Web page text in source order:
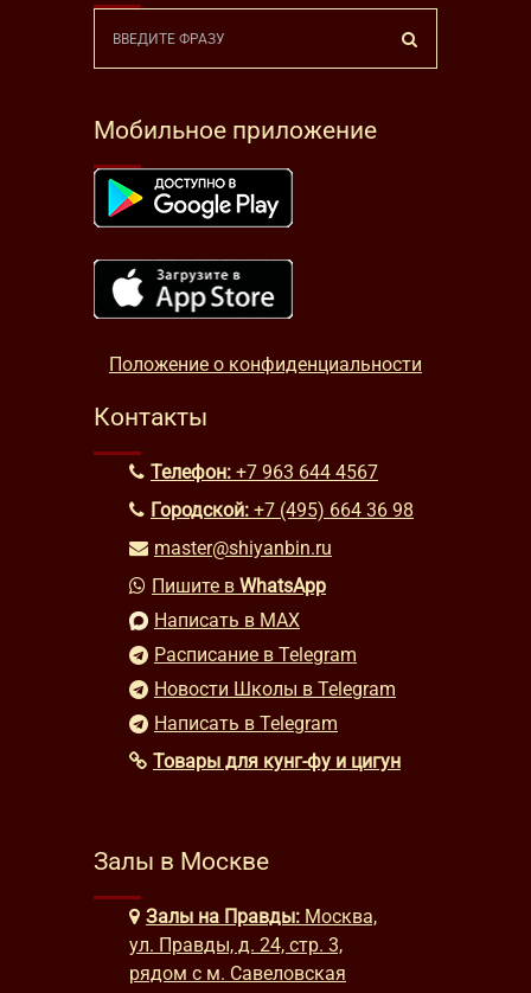
Мобильное приложение
Положение о конфиденциальности
Контакты
Телефон: +7 963 644 4567
Городской: +7 (495) 664 36 98
master@shiyanbin.ru
Пишите в WhatsApp
Написать в MAX
Расписание в Telegram
Новости Школы в Telegram
Написать в Telegram
Товары для кунг-фу и цигун
Залы в Москве
Залы на Правды: Москва,
ул. Правды, д. 24, стр. 3,
рядом с м. Савеловская